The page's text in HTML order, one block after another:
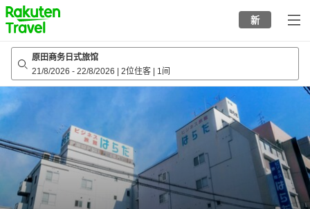
to
top
page
新
原田商务日式旅馆
21/8/2026 - 22/8/2026 2位住客 1间